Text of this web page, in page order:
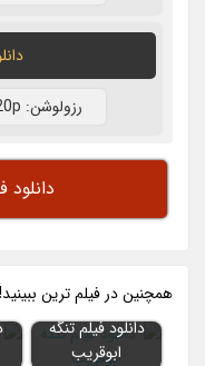
رزولوشن: 720p
همچنين در فيلم ترين ببينيد!
دانلود فیلم تنگه
ابوقریب